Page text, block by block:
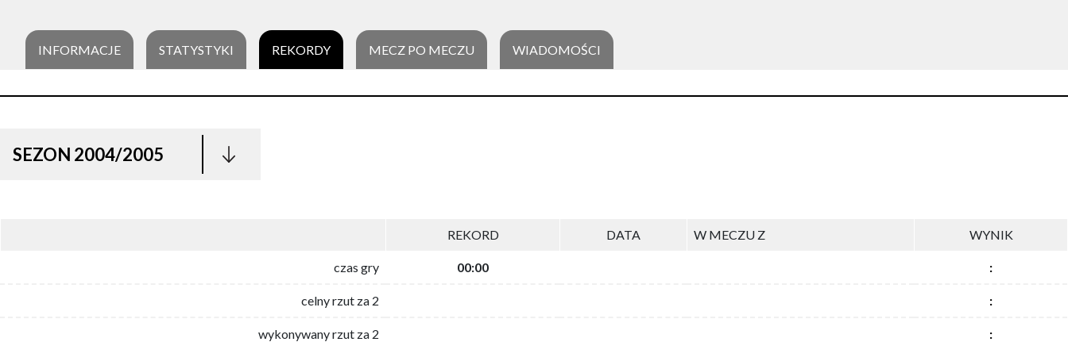
INFORMACJE STATYSTYKI REKORDY MECZ PO MECZU WIADOMOŚCI
SEZON 2004/2005
REKORD DATA W MECZU Z WYNIK
czas gry 00:00 :
celny rzut za 2 :
wykonywany rzut za 2 :